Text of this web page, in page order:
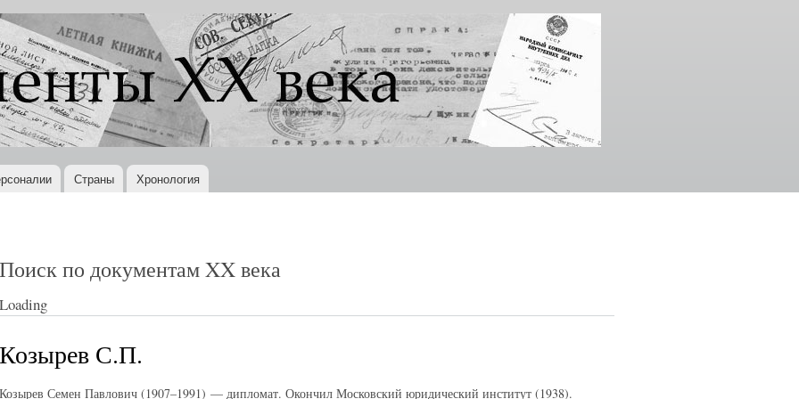
Перейти к
основному
содержанию
Страны Хронология
Поиск по документам XX века
Loading
Козырев С.П.
Козырев Семен Павлович (1907–1991) — дипломат. Окончил Московский юридический институт (1938).